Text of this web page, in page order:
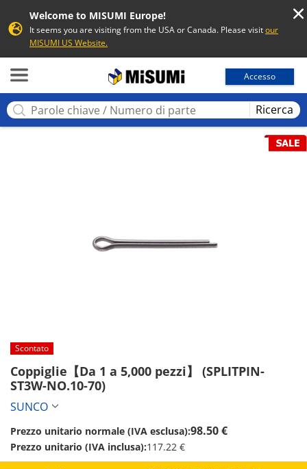
Welcome to MISUMI Europe!
It seems you are visiting from the USA or Canada. Please visitour
MISUMI US Website.
Accesso
Ricerca
Scontato
Coppiglie【Da 1 a 5,000 pezzi】 (SPLITPIN-
ST3W-NO.10-70)
SUNCO
Prezzo unitario normale (IVA esclusa):98.50 €
Prezzo unitario (IVA inclusa):117.22 €